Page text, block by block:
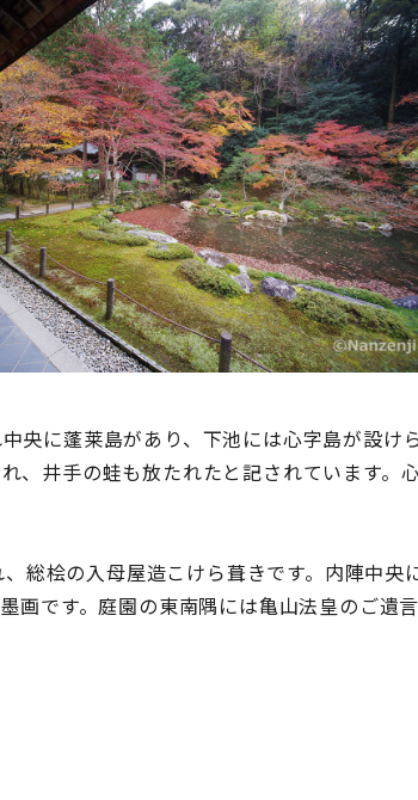
央に蓬莱島があり、下池には心字島が設け
、井手の蛙も放たれたと記されています。
総桧の入母屋造こけら葺きです。内陣中央
画です。庭園の東南隅には亀山法皇のご遺